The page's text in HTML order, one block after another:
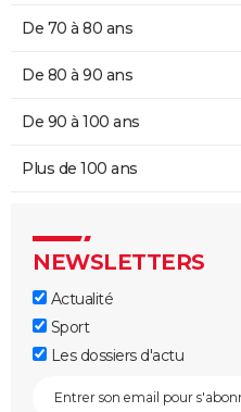
De 70 à 80 ans
De 80 à 90 ans
De 90 à 100 ans
Plus de 100 ans
NEWSLETTERS
Actualité
Sport
Les dossiers d'actu